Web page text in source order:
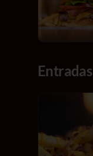
Entradas